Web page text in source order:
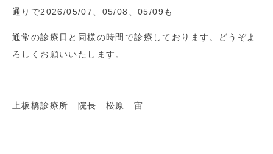
通りで2026/05/07、05/08、05/09も
通常の診療日と同様の時間で診療しております。どうぞよ
ろしくお願いいたします。
上板橋診療所 院長 松原 宙